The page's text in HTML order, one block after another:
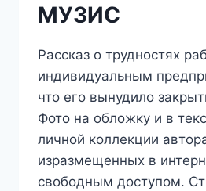
МУЗИС
Рассказ о трудностях
индивидуальным
что его вынудило
Фото на обложку и в
личной коллекции
изразмещенных в
свободным доступом.